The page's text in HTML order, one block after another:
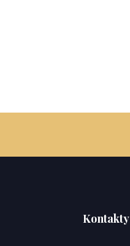
Kontakty